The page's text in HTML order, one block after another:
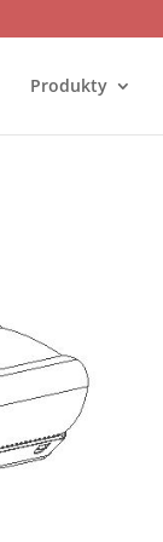
Produkty